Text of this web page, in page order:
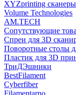
XYZprinting сканеры
Volume Technologies
AM.TECH
Сопутствующие
Спреи для 3D
Поворотные столы
Пластик для 3D
ТриДЭшники
BestFilament
Cyberfiber
Filamentarno